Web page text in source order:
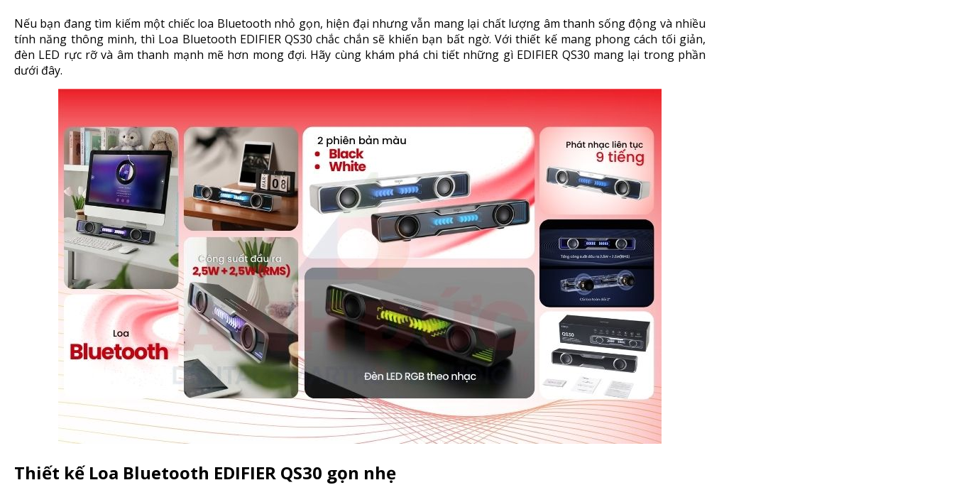
Nếu bạn đang tìm kiếm một chiếc loa Bluetooth nhỏ gọn, hiện đại nhưng vẫn mang lại chất lượng âm thanh sống động và nhiều
tính năng thông minh, thì Loa Bluetooth EDIFIER QS30 chắc chắn sẽ khiến bạn bất ngờ. Với thiết kế mang phong cách tối giản,
đèn LED rực rỡ và âm thanh mạnh mẽ hơn mong đợi. Hãy cùng khám phá chi tiết những gì EDIFIER QS30 mang lại trong phần
dưới đây.
Thiết kế Loa Bluetooth EDIFIER QS30 gọn nhẹ